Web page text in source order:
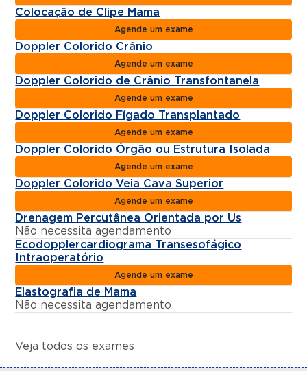
Colocação de Clipe Mama
Agende um exame
Doppler Colorido Crânio
Agende um exame
Doppler Colorido de Crânio Transfontanela
Agende um exame
Doppler Colorido Fígado Transplantado
Agende um exame
Doppler Colorido Órgão ou Estrutura Isolada
Agende um exame
Doppler Colorido Veia Cava Superior
Agende um exame
Drenagem Percutânea Orientada por Us
Não necessita agendamento
Ecodopplercardiograma Transesofágico
Intraoperatório
Agende um exame
Elastografia de Mama
Não necessita agendamento
Veja todos os exames